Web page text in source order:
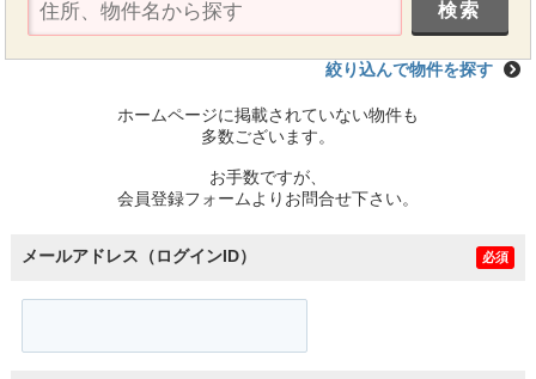
絞り込んで物件を探す
ホームページに掲載されていない物件も
多数ございます。
お手数ですが、
会員登録フォームよりお問合せ下さい。
メールアドレス（ログインID） 必須